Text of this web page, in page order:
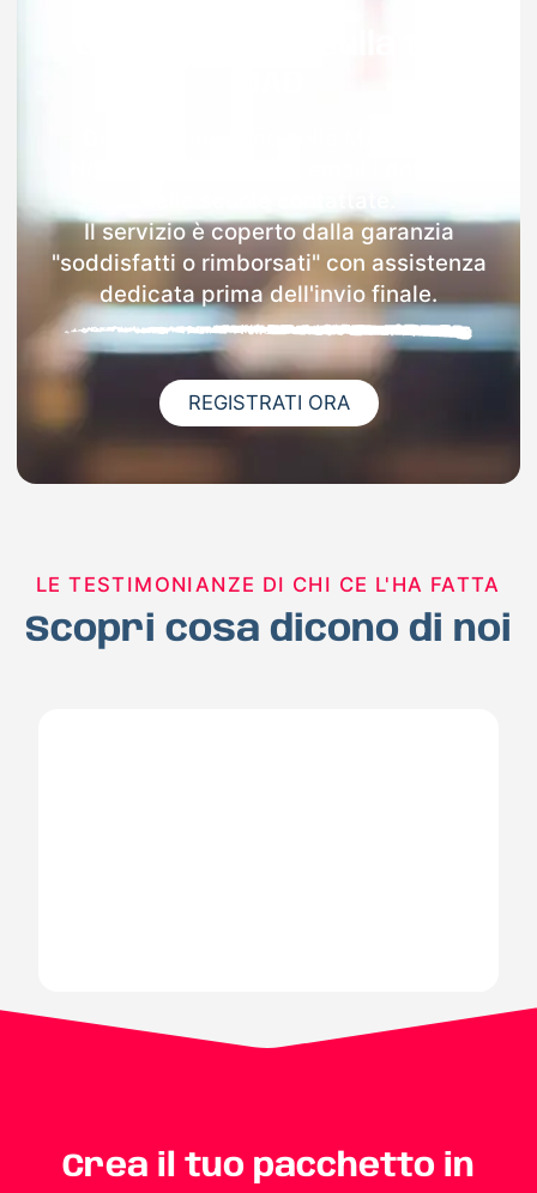
Il servizio è coperto dalla garanzia
"soddisfatti o rimborsati" con assistenza
dedicata prima dell'invio finale.
REGISTRATI ORA
LE TESTIMONIANZE DI CHI CE L'HA FATTA
Scopri cosa dicono di noi
Crea il tuo pacchetto in